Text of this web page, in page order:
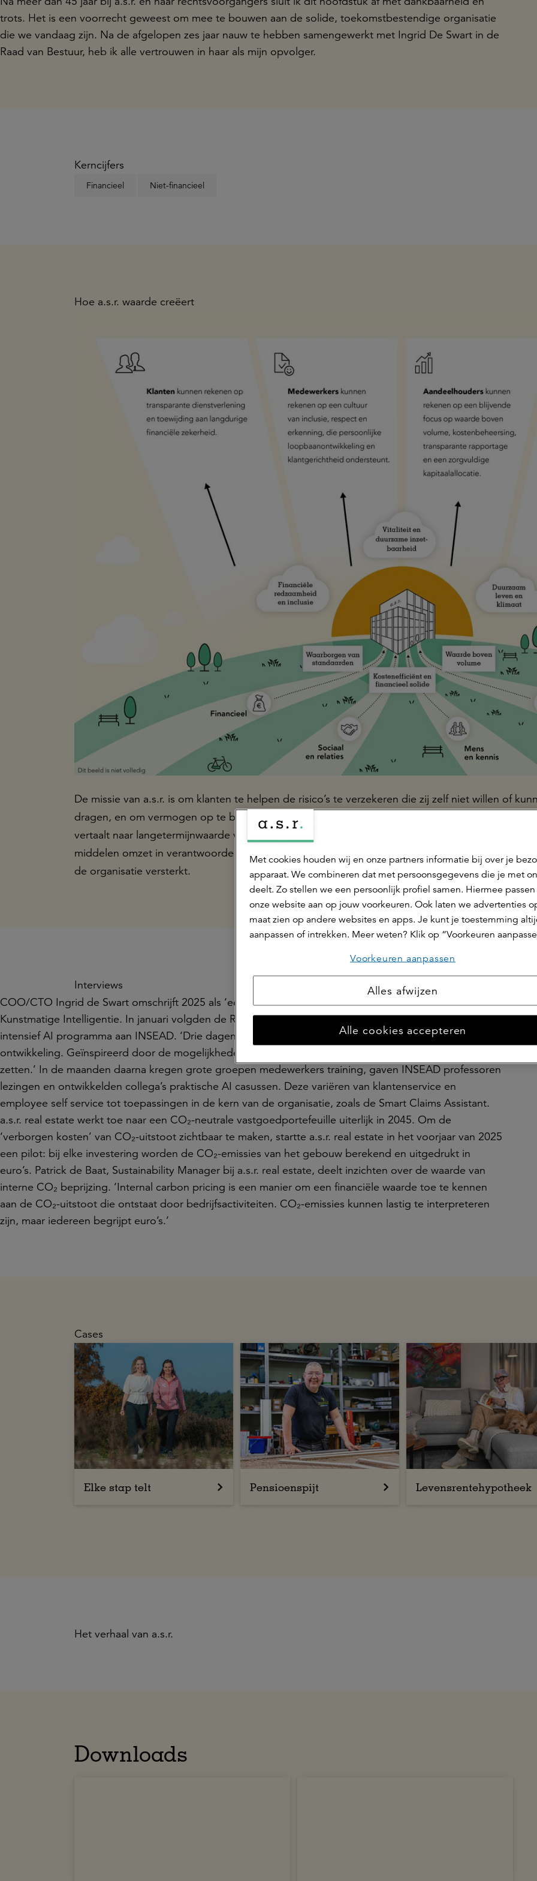
trots. Het is een voorrecht geweest om mee te bouwen aan de solide, toekomstbestendige organisatie
die we vandaag zijn. Na de afgelopen zes jaar nauw te hebben samengewerkt met Ingrid De Swart in de
Raad van Bestuur, heb ik alle vertrouwen in haar als mijn opvolger.
Kerncijfers
Financieel Niet-financieel
Hoe a.s.r. waarde creëert
De missie van a.s.r. is om klanten te helpen de risico’s te verzekeren die zij zelf niet willen of
dragen, en om vermogen op te bouwen voor later. Dit waardcreatiemodel laat zien hoe a.s.r.
vertaalt naar langetermijnwaarde voor haar stakeholders. Het biedt een duidelijk overzicht van
middelen omzet in verantwoorde resultaten, waarmee het de doelstelling en
de organisatie versterkt.
Interviews
COO/CTO Ingrid de Swart omschrijft 2025 als ‘een sleuteljaar’ wanneer haar wordt gevraagd naar
Kunstmatige Intelligentie. In januari volgden de Raad van Bestuur en de Raad van Commissarissen een
intensief AI programma aan INSEAD. ‘Drie dagen lang dompelden we ons onder in deze technologische
ontwikkeling. Geïnspireerd door de mogelijkheden concludeerden we dat dit iets is om verder op in te
zetten.’ In de maanden daarna kregen grote groepen medewerkers training, gaven INSEAD professoren
lezingen en ontwikkelden collega’s praktische AI casussen. Deze variëren van klantenservice en
employee self service tot toepassingen in de kern van de organisatie, zoals de Smart Claims Assistant.
a.s.r. real estate werkt toe naar een CO₂-neutrale vastgoedportefeuille uiterlijk in 2045. Om de
‘verborgen kosten’ van CO₂-uitstoot zichtbaar te maken, startte a.s.r. real estate in het voorjaar van 2025
een pilot: bij elke investering worden de CO₂-emissies van het gebouw berekend en uitgedrukt in
euro’s. Patrick de Baat, Sustainability Manager bij a.s.r. real estate, deelt inzichten over de waarde van
interne CO₂ beprijzing. ‘Internal carbon pricing is een manier om een financiële waarde toe te kennen
aan de CO₂-uitstoot die ontstaat door bedrijfsactiviteiten. CO₂-emissies kunnen lastig te interpreteren
zijn, maar iedereen begrijpt euro’s.’
Cases
Elke stap telt Pensioenspijt Levensrentehypotheek
Het verhaal van a.s.r.
Downloads
Met cookies houden wij en onze partners informatie bij over je
apparaat. We combineren dat met persoonsgegevens die je met
deelt. Zo stellen we een persoonlijk profiel samen. Hiermee
onze website aan op jouw voorkeuren. Ook laten we advertenties
maat zien op andere websites en apps. Je kunt je toestemming
aanpassen of intrekken. Meer weten? Klik op “Voorkeuren
Voorkeuren aanpassen
Alles afwijzen
Alle cookies accepteren